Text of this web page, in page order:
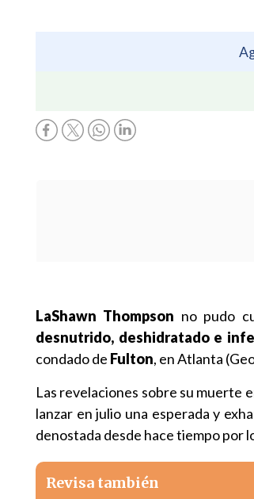
LaShawn Thompson no pudo
desnutrido, deshidratado e
condado de Fulton, en Atlanta
Las revelaciones sobre su muerte
lanzar en julio una esperada y
denostada desde hace tiempo por
Revisa también